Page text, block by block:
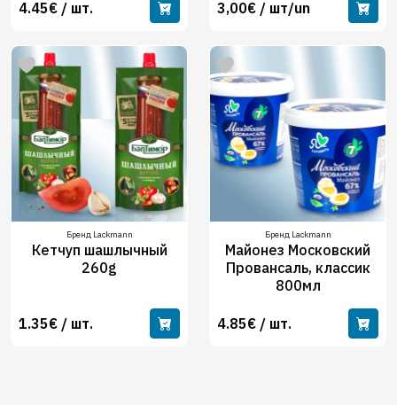
4.45€ / шт. 3,00€ / шт/un
Бренд Lackmann
Кетчуп шашлычный
260g
1.35€ / шт.
Бренд Lackmann
Майонез Московский
Провансаль, классик
800мл
4.85€ / шт.